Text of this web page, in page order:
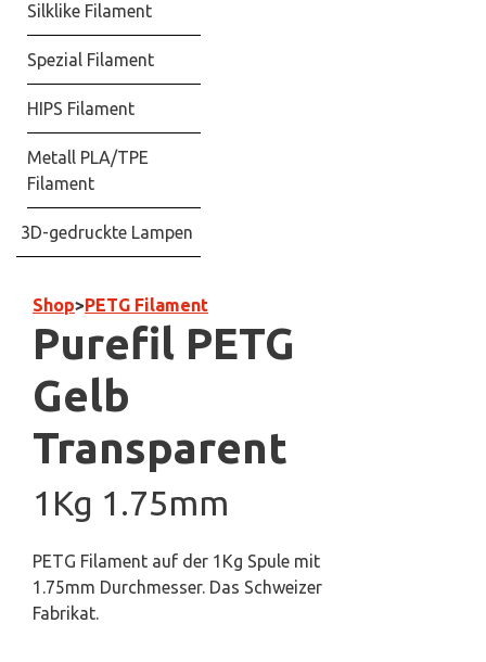
Silklike Filament
Spezial Filament
HIPS Filament
Metall PLA/TPE
Filament
3D-gedruckte Lampen
Shop>PETG Filament
Purefil PETG
Gelb
Transparent
1Kg 1.75mm
PETG Filament auf der 1Kg Spule mit
1.75mm Durchmesser. Das Schweizer
Fabrikat.